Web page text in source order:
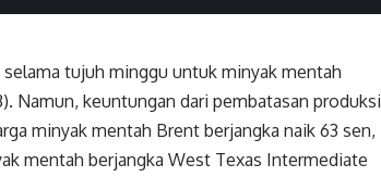
tujuh minggu untuk minyak mentah
Namun, keuntungan dari pembatasan produksi
minyak mentah Brent berjangka naik 63 sen,
mentah berjangka West Texas Intermediate